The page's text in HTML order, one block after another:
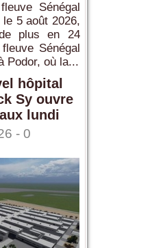
Sénégal
5 août 2026,
plus en 24
Sénégal
Podor, où la...
hôpital
Sy ouvre
lundi
- 0